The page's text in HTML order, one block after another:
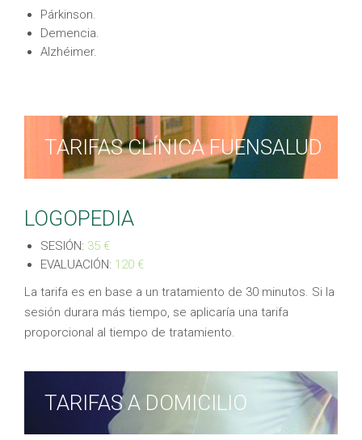
Párkinson.
Demencia.
Alzhéimer.
TARIFAS CLÍNICA FUENSALUD
LOGOPEDIA
SESIÓN: 35 €
EVALUACIÓN: 120 €
La tarifa es en base a un tratamiento de 30 minutos. Si la
sesión durara más tiempo, se aplicaría una tarifa
proporcional al tiempo de tratamiento.
TARIFAS A DOMICILIO